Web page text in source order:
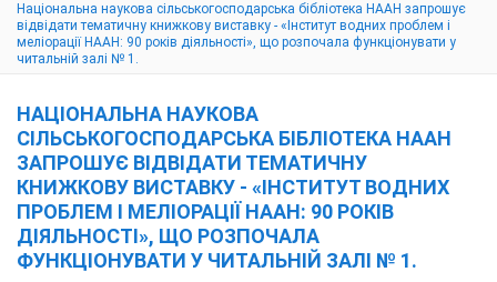
Національна наукова сільськогосподарська бібліотека НААН запрошує
відвідати тематичну книжкову виставку - «Інститут водних проблем і
меліорації НААН: 90 років діяльності», що розпочала функціонувати у
читальній залі № 1.
НАЦІОНАЛЬНА НАУКОВА
СІЛЬСЬКОГОСПОДАРСЬКА БІБЛІОТЕКА НААН
ЗАПРОШУЄ ВІДВІДАТИ ТЕМАТИЧНУ
КНИЖКОВУ ВИСТАВКУ - «ІНСТИТУТ ВОДНИХ
ПРОБЛЕМ І МЕЛІОРАЦІЇ НААН: 90 РОКІВ
ДІЯЛЬНОСТІ», ЩО РОЗПОЧАЛА
ФУНКЦІОНУВАТИ У ЧИТАЛЬНІЙ ЗАЛІ № 1.